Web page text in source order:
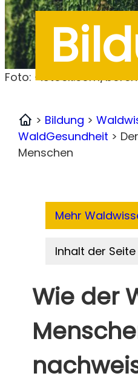
Foto: -iStock.com/
Home
> Bildung >
WaldGesundheit >
Menschen
Mehr
Inhalt der Seite
Wie der